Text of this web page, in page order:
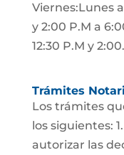
Viernes:Lunes
y 2:00 P.M a
12:30 P.M y
Trámites
Los trámites
los siguientes:
autorizar las